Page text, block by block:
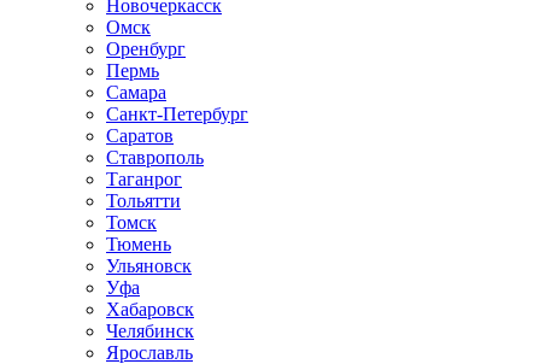
Новочеркаcск
Омск
Оренбург
Пермь
Самара
Санкт-Петербург
Саратов
Ставрополь
Таганрог
Тольятти
Томск
Тюмень
Ульяновск
Уфа
Хабаровск
Челябинск
Ярославль